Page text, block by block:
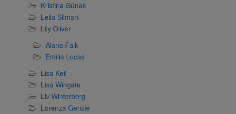
Kristina Günak
Leila Slimani
Lily Oliver
Alana Falk
Emilia Lucas
Lisa Keil
Lisa Wingate
Liv Winterberg
Lorenza Gentile